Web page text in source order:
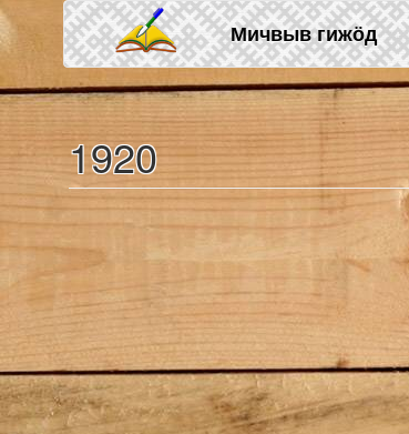
Skip to main content
Мичвыв гижӧд
1920